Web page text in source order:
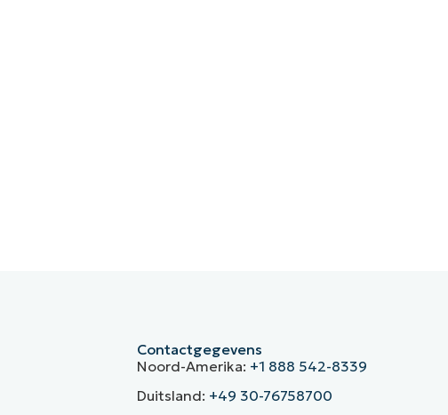
Contactgegevens
Noord-Amerika: +1 888 542-8339
Duitsland: +49 30-76758700